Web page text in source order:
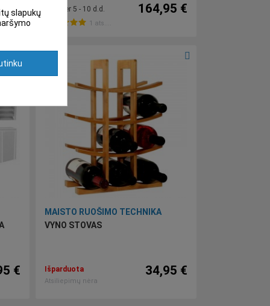
€ Per 5 - 10 d.d.
1 ats....
164,95 €
€
MAISTO RUOŠIMO TECHNIKA
VYNO STOVAS
Išparduota
Atsiliepimų nėra
34,95 €
slapukų